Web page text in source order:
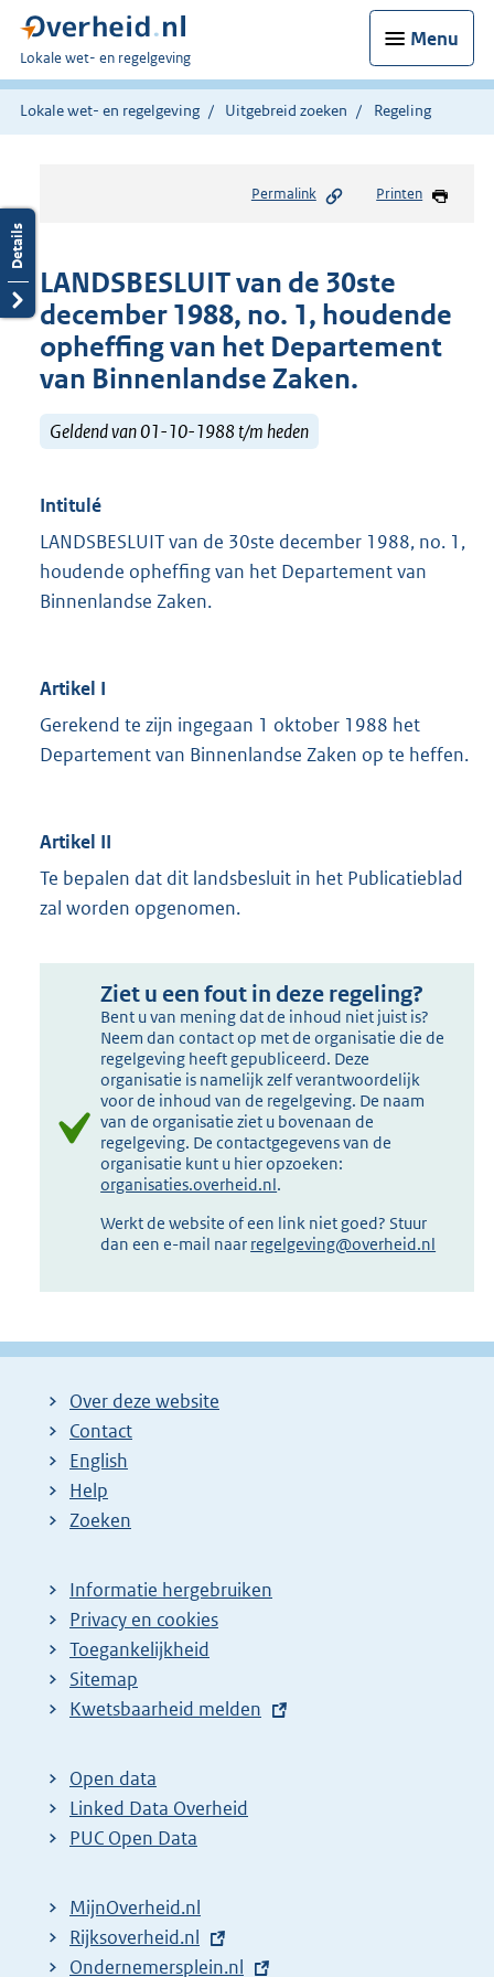
Menu
U
bent
hier:
Lokale wet- en regelgeving
Lokale wet- en regelgeving Uitgebreid zoeken Regeling
Permalink Printen
LANDSBESLUIT van de 30ste
december 1988, no. 1, houdende
opheffing van het Departement
van Binnenlandse Zaken.
Geldend van 01-10-1988 t/m heden
Intitulé
LANDSBESLUIT van de 30ste december 1988, no. 1,
houdende opheffing van het Departement van
Binnenlandse Zaken.
Artikel I
Gerekend te zijn ingegaan 1 oktober 1988 het
Departement van Binnenlandse Zaken op te heffen.
Artikel II
Te bepalen dat dit landsbesluit in het Publicatieblad
zal worden opgenomen.
Ziet u een fout in deze regeling?
Bent u van mening dat de inhoud niet juist is?
Neem dan contact op met de organisatie die de
regelgeving heeft gepubliceerd. Deze
organisatie is namelijk zelf verantwoordelijk
voor de inhoud van de regelgeving. De naam
van de organisatie ziet u bovenaan de
regelgeving. De contactgegevens van de
organisatie kunt u hier opzoeken:
organisaties.overheid.nl.
Werkt de website of een link niet goed? Stuur
dan een e-mail naar regelgeving@overheid.nl
Over deze website
Contact
English
Help
Zoeken
Informatie hergebruiken
Privacy en cookies
Toegankelijkheid
Sitemap
E
t
e
r
l
i
Kwetsbaarheid melden
Open data
Linked Data Overheid
PUC Open Data
MijnOverheid.nl
E
x
Rijksoverheid.nl
E
Ondernemersplein.nl